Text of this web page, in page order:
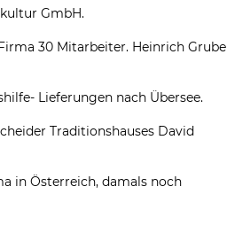
GmbH.
30 Mitarbeiter. Heinrich Grube
Lieferungen nach Übersee.
Traditionshauses David
in Österreich, damals noch